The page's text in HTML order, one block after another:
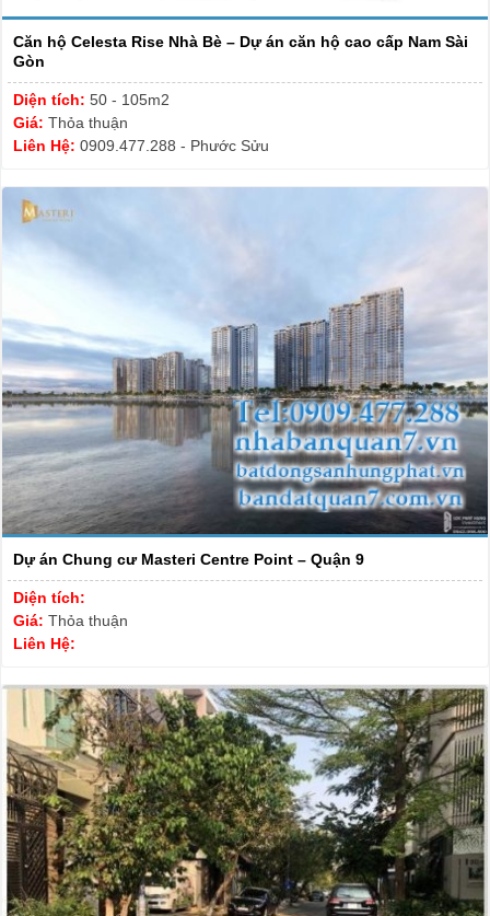
Căn hộ Celesta Rise Nhà Bè – Dự án căn hộ cao cấp Nam Sài
Gòn
Diện tích: 50 - 105m2
Giá: Thỏa thuận
Liên Hệ: 0909.477.288 - Phước Sửu
Dự án Chung cư Masteri Centre Point – Quận 9
Diện tích:
Giá: Thỏa thuận
Liên Hệ: